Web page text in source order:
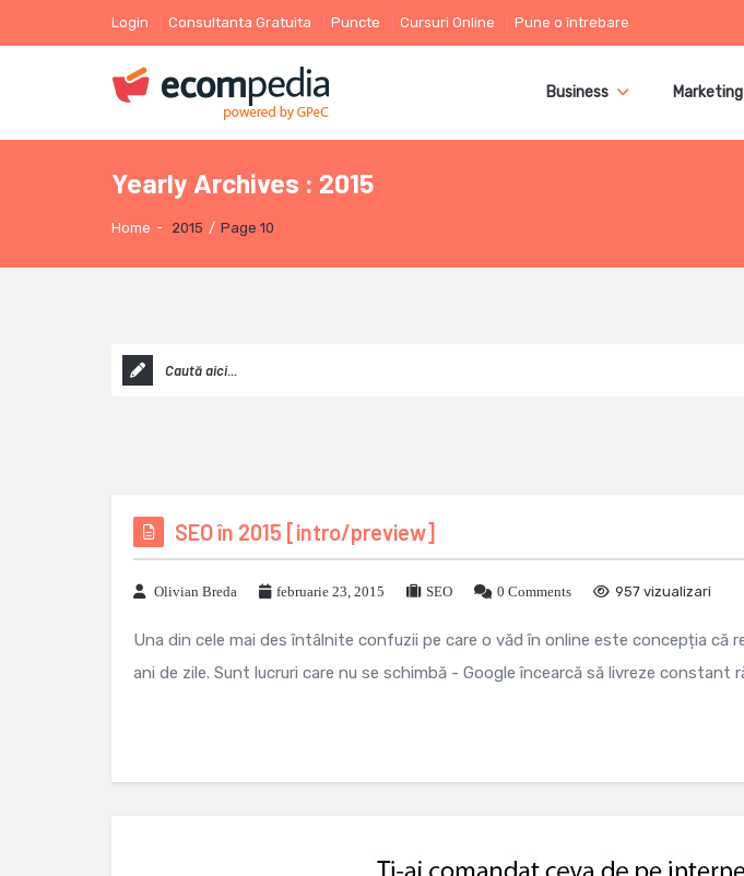
Login Consultanta Gratuita Puncte Cursuri Online Pune o întrebare
Business
Yearly Archives : 2015
Home - 2015 / Page 10
SEO în 2015 [intro/preview]
Olivian Breda februarie 23, 2015 SEO 0 Comments 957 vizualizari
Una din cele mai des întâlnite confuzii pe care o văd în online este concepția că
ani de zile. Sunt lucruri care nu se schimbă - Google încearcă să livreze constant